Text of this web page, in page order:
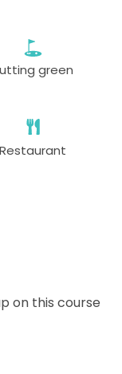
green
Restaurant
on this course